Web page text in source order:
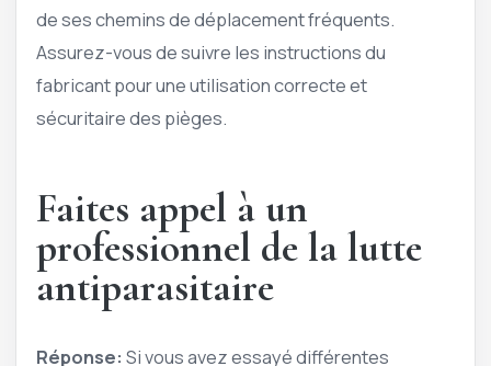
de ses chemins de déplacement fréquents.
Assurez-vous de suivre les instructions du
fabricant pour une utilisation correcte et
sécuritaire des pièges.
Faites appel à un
professionnel de la lutte
antiparasitaire
Réponse: Si vous avez essayé différentes